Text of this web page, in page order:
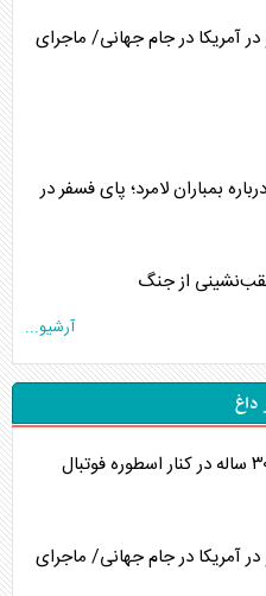
آمریکا در جام جهانی/ ماجرای
بمباران لامرد؛ پای فسفر در
از جنگ
آرشیو...
داغ
درگذشت مسی؛ پایان یک دوره ۳۰ ساله در کنار اسطوره فوتبال
آمریکا در جام جهانی/ ماجرای